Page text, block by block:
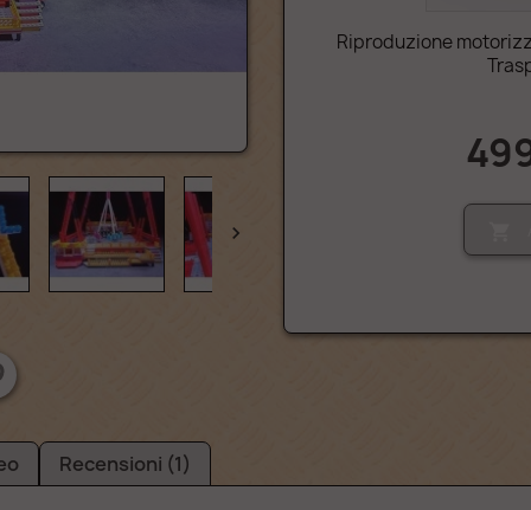

Riproduzione
Recensioni (1)